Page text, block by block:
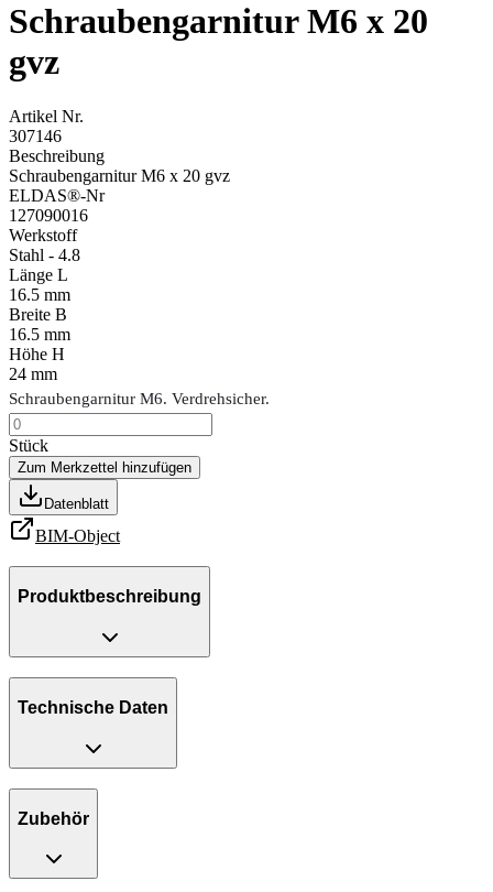
Schraubengarnitur M6 x 20
gvz
Artikel Nr.
307146
Beschreibung
Schraubengarnitur M6 x 20 gvz
ELDAS®-Nr
127090016
Werkstoff
Stahl - 4.8
Länge L
16.5 mm
Breite B
16.5 mm
Höhe H
24 mm
Schraubengarnitur M6. Verdrehsicher.
Stück
Zum Merkzettel hinzufügen
Datenblatt
BIM-Object
Produktbeschreibung
Technische Daten
Zubehör